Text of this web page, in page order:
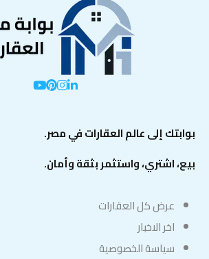
بوابتك إلى عالم العقارات في مصر.
بيع، اشتري، واستثمر بثقة وأمان.
عرض كل العقارات
اخر الاخبار
سياسة الخصوصية